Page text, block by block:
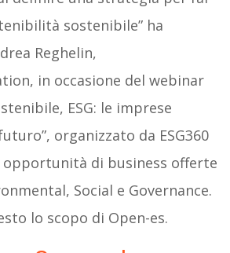
sostenibile” ha
Reghelin,
in occasione del webinar
ESG: le imprese
organizzato da ESG360
opportunità di business offerte
Social e Governance.
lo scopo di Open-es.